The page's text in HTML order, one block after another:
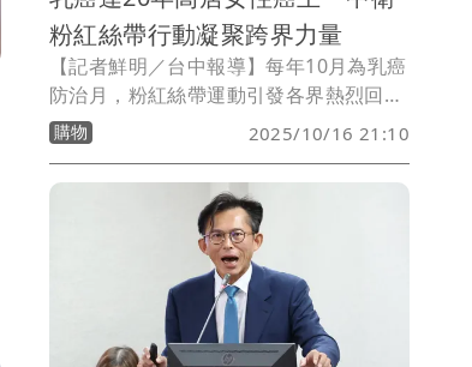
粉紅絲帶行動凝聚跨界力量
【記者鮮明／台中報導】每年10月為乳癌
防治月，粉紅絲帶運動引發各界熱烈回
響，醫療防護品牌CSD中衛今年結合雅詩
蘭黛集團、星宇航空三方不同領域的企業
攜手響應，透過各自的服務場域推廣防治
理念，讓防治意識從日常消費到旅行場景
全面擴散，提升乳癌防治的社會能見度。
購物 2025/10/16 21:10